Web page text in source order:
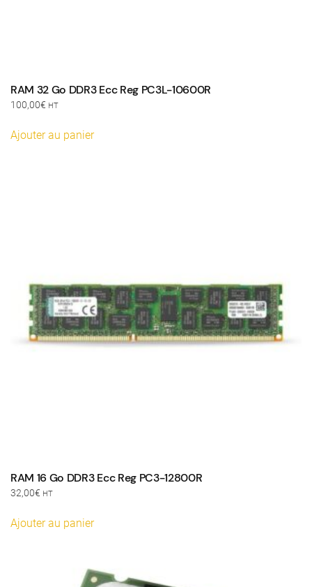
RAM 32 Go DDR3 Ecc Reg PC3L-10600R
100,00€ HT
Ajouter au panier
RAM 16 Go DDR3 Ecc Reg PC3-12800R
32,00€ HT
Ajouter au panier